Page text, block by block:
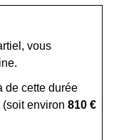
vous
de cette durée
(soit environ 810 €